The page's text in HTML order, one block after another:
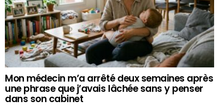
Mon médecin m’a arrêté deux semaines après
une phrase que j’avais lâchée sans y penser
dans son cabinet